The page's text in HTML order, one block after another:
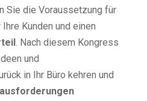
Sie die Voraussetzung für
Kunden und einen
. Nach diesem Kongress
und
in Ihr Büro kehren und